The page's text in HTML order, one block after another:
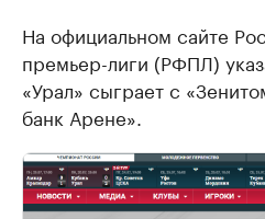
На официальном сайте
премьер-лиги (РФПЛ)
«Урал» сыграет с
банк Арене».